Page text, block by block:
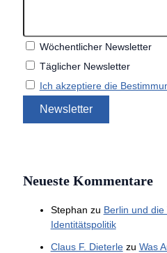
Wöchentlicher Newsletter
Täglicher Newsletter
Ich akzeptiere die
Neueste Kommentare
Stephan zu Berlin und
Identitätspolitik
Claus F. Dieterlezu Was